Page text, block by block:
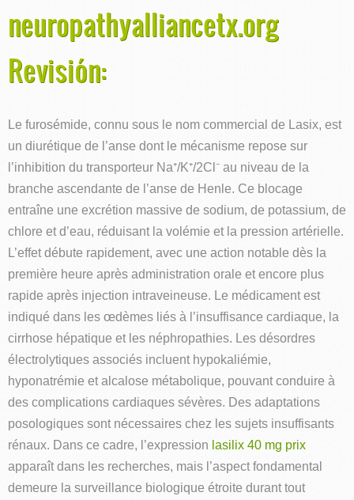
neuropathyalliancetx.org
Revisión:
Le furosémide, connu sous le nom commercial de Lasix, est
un diurétique de l’anse dont le mécanisme repose sur
l’inhibition du transporteur Na⁺/K⁺/2Cl⁻ au niveau de la
branche ascendante de l’anse de Henle. Ce blocage
entraîne une excrétion massive de sodium, de potassium, de
chlore et d’eau, réduisant la volémie et la pression artérielle.
L’effet débute rapidement, avec une action notable dès la
première heure après administration orale et encore plus
rapide après injection intraveineuse. Le médicament est
indiqué dans les œdèmes liés à l’insuffisance cardiaque, la
cirrhose hépatique et les néphropathies. Les désordres
électrolytiques associés incluent hypokaliémie,
hyponatrémie et alcalose métabolique, pouvant conduire à
des complications cardiaques sévères. Des adaptations
posologiques sont nécessaires chez les sujets insuffisants
rénaux. Dans ce cadre, l’expression lasilix 40 mg prix
apparaît dans les recherches, mais l’aspect fondamental
demeure la surveillance biologique étroite durant tout